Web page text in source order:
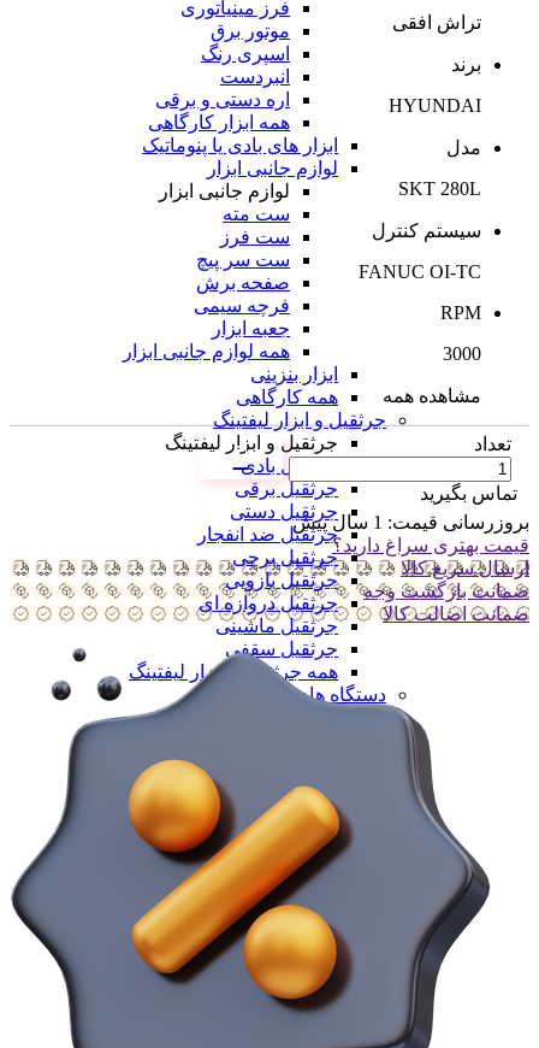
فرز مینیاتوری
موتور برق
اسپری رنگ
انبردست
اره دستی و برقی
همه ابزار کارگاهی
ابزار های بادی یا پنوماتیک
لوازم جانبی ابزار
لوازم جانبی ابزار
ست مته
ست فرز
ست سر پیچ
صفحه برش
فرچه سیمی
جعبه ابزار
همه لوازم جانبی ابزار
ابزار بنزینی
همه کارگاهی
جرثقیل و ابزار لیفتینگ
جرثقیل و ابزار لیفتینگ
جرثقیل بادی
جرثقیل برقی
جرثقیل دستی
جرثقیل ضد انفجار
جرثقیل برجی
جرثقیل بازویی
جرثقیل دروازه ای
جرثقیل ماشینی
جرثقیل سقفی
همه جرثقیل و ابزار لیفتینگ
دستگاه های تولید
دستگاه های تولید سلولزی
خط تولید دستمال کاغذی
خط تولید دستمال دلسی
خط تولید نوار بهداشتی
خط تولید لیوان یکبار مصرف
خط تولید لیوان دوجداره
همه دستگاه های تولید سلولزی
دستگاه های تولید پلیمری
دستگاه های تولید پلیمری
خط تولید کیسه فریزر
خط تولید کیسه زباله
خط تولید نایلون دسته دار
تراش افقی
برند
HYUNDAI
مدل
SKT 280L
سیستم کنترل
FANUC OI-TC
RPM
3000
مشاهده همه
تعداد
تماس بگیرید
بروزرسانی قیمت: 1 سال پیش
قیمت بهتری سراغ دارید؟
ارسال سریع کالا
ضمانت بازگشت وجه
ضمانت اضالت کالا